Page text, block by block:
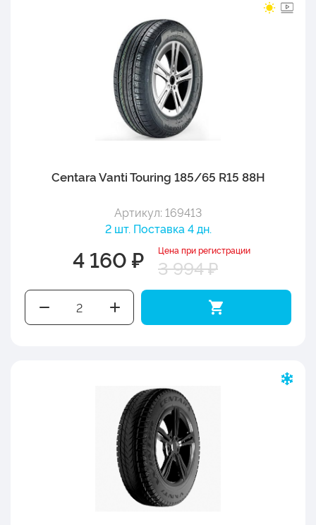
Centara Vanti Touring 185/65 R15 88H
Артикул: 169413
2 шт. Поставка 4 дн.
4 160 ₽ Цена при регистрации
3 994 ₽